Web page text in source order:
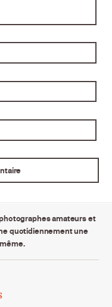
amateurs et
quotidiennement une